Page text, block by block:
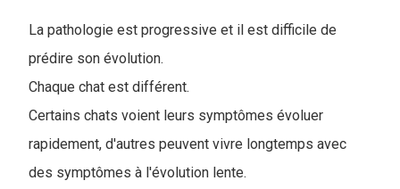
La pathologie est progressive et il est difficile de
prédire son évolution.
Chaque chat est différent.
Certains chats voient leurs symptômes évoluer
rapidement, d'autres peuvent vivre longtemps avec
des symptômes à l'évolution lente.